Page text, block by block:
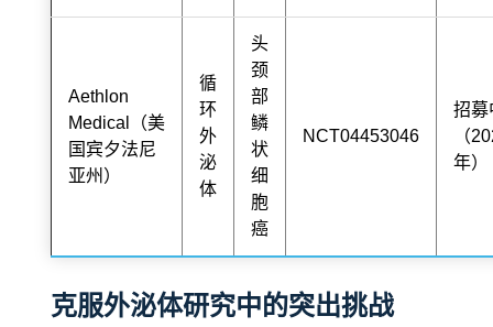
Aethlon
Medical（美
国宾夕法尼
亚州）
循
环
外
泌
体
头
颈
部
鳞
状
细
胞
癌
NCT04453046
招募
（
年）
克服外泌体研究中的突出挑战